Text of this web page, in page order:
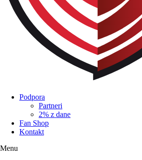
Podpora
Partneri
2% z dane
Fan Shop
Kontakt
Menu